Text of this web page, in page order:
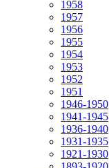
1958
1957
1956
1955
1954
1953
1952
1951
1946-1950
1941-1945
1936-1940
1931-1935
1921-1930